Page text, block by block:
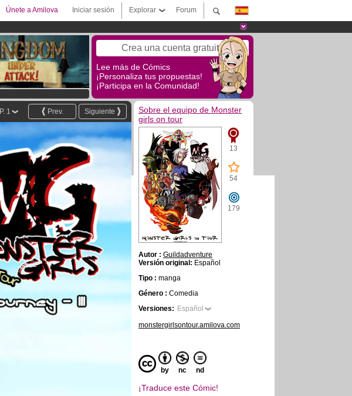
Forum
Explorar
Iniciar sesión
Únete a Amilova
Crea una cuenta gratuita
Lee más de Cómics
¡Personaliza tus propuestas!
¡Participa en la Comunidad!
Siguiente
Prev.
P. 1
Sobre el equipo de Monster
girls on tour
13
54
179
Autor : Guildadventure
Versión original: Español
Tipo : manga
Género : Comedia
Versiones: Español
monstergirlsontour.amilova.com
by nc nd
¡Traduce este Cómic!